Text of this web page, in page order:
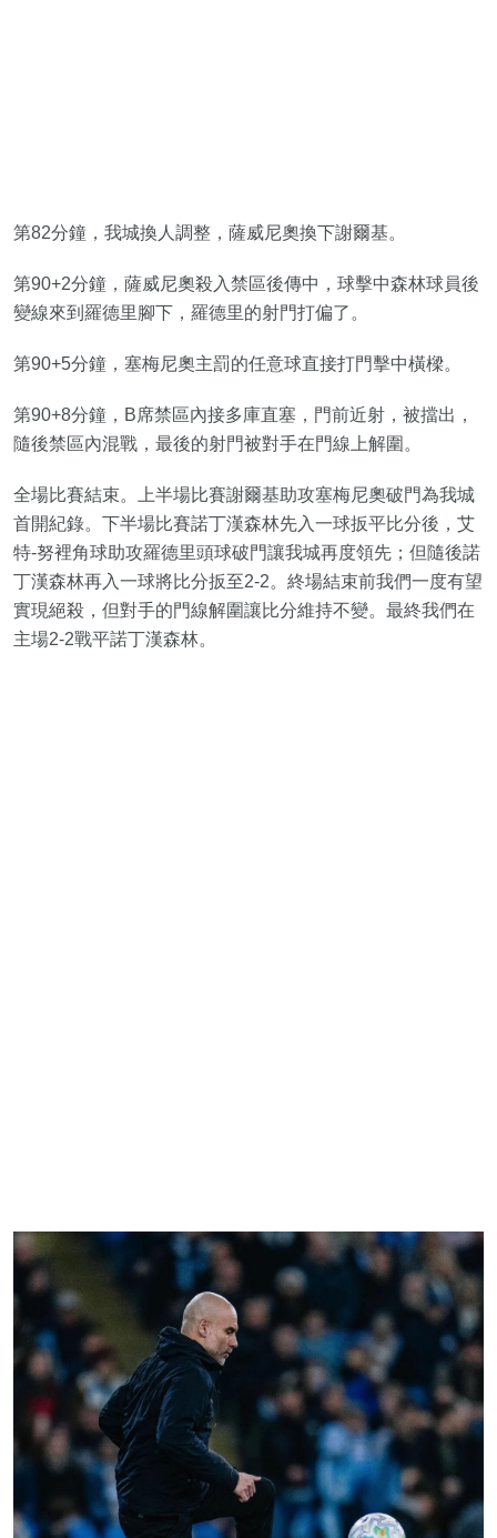
第82分鐘，我城換人調整，薩威尼奧換下謝爾基。
第90+2分鐘，薩威尼奧殺入禁區後傳中，球擊中森林球員後
變線來到羅德里腳下，羅德里的射門打偏了。
第90+5分鐘，塞梅尼奧主罰的任意球直接打門擊中橫樑。
第90+8分鐘，B席禁區內接多庫直塞，門前近射，被擋出，
隨後禁區內混戰，最後的射門被對手在門線上解圍。
全場比賽結束。上半場比賽謝爾基助攻塞梅尼奧破門為我城
首開紀錄。下半場比賽諾丁漢森林先入一球扳平比分後，艾
特-努裡角球助攻羅德里頭球破門讓我城再度領先；但隨後諾
丁漢森林再入一球將比分扳至2-2。終場結束前我們一度有望
實現絕殺，但對手的門線解圍讓比分維持不變。最終我們在
主場2-2戰平諾丁漢森林。